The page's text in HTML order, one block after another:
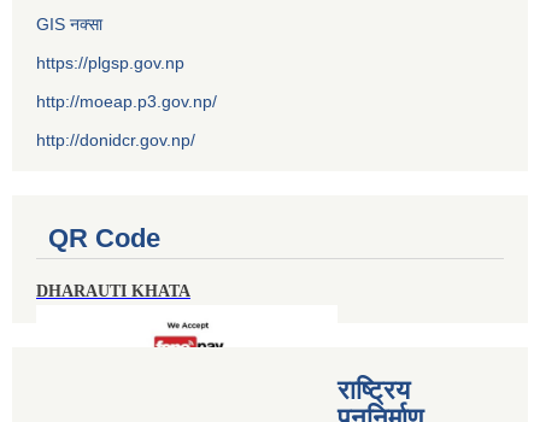
GIS नक्सा
https://plgsp.gov.np
http://moeap.p3.gov.np/
http://donidcr.gov.np/
QR Code
DHARAUTI KHATA
राष्ट्रिय